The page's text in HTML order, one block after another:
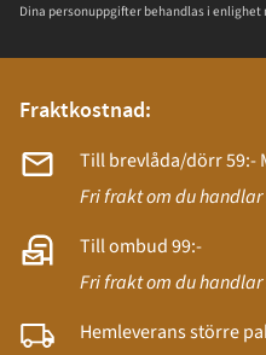
Dina personuppgifter behandlas i enlighet
Fraktkostnad:
Till brevlåda/dörr 59:-
Fri frakt om du handlar
Till ombud 99:-
Fri frakt om du handlar
Hemleverans större